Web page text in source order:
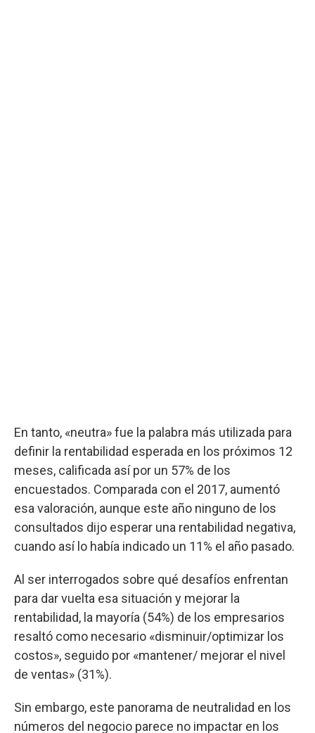
En tanto, «neutra» fue la palabra más utilizada para
definir la rentabilidad esperada en los próximos 12
meses, calificada así por un 57% de los
encuestados. Comparada con el 2017, aumentó
esa valoración, aunque este año ninguno de los
consultados dijo esperar una rentabilidad negativa,
cuando así lo había indicado un 11% el año pasado.
Al ser interrogados sobre qué desafíos enfrentan
para dar vuelta esa situación y mejorar la
rentabilidad, la mayoría (54%) de los empresarios
resaltó como necesario «disminuir/optimizar los
costos», seguido por «mantener/ mejorar el nivel
de ventas» (31%).
Sin embargo, este panorama de neutralidad en los
números del negocio parece no impactar en los